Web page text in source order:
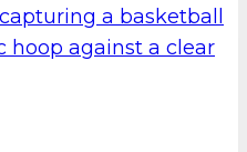
zawodnikiem
team-